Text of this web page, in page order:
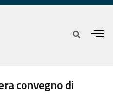
convegno di